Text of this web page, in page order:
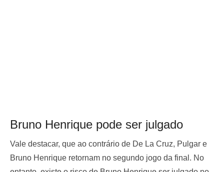
Bruno Henrique pode ser julgado
Vale destacar, que ao contrário de De La Cruz, Pulgar e
Bruno Henrique retornam no segundo jogo da final. No